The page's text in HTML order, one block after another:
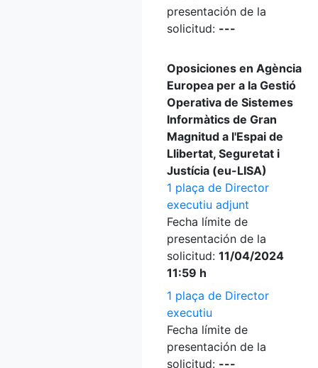
presentación de la
solicitud: ---
Oposiciones en Agència
Europea per a la Gestió
Operativa de Sistemes
Informàtics de Gran
Magnitud a l'Espai de
Llibertat, Seguretat i
Justícia (eu-LISA)
1 plaça de Director
executiu adjunt
Fecha límite de
presentación de la
solicitud: 11/04/2024
11:59 h
1 plaça de Director
executiu
Fecha límite de
presentación de la
solicitud: ---